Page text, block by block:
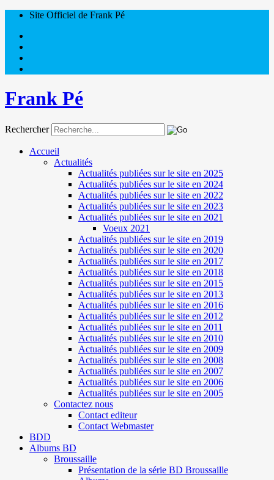
Site Officiel de Frank Pé
Frank Pé
Rechercher
Accueil
Actualités
Actualités publiées sur le site en 2025
Actualités publiées sur le site en 2024
Actualités publiées sur le site en 2022
Actualités publiées sur le site en 2023
Actualités publiées sur le site en 2021
Voeux 2021
Actualités publiées sur le site en 2019
Actualités publiées sur le site en 2020
Actualités publiées sur le site en 2017
Actualités publiées sur le site en 2018
Actualités publiées sur le site en 2015
Actualités publiées sur le site en 2013
Actualités publiées sur le site en 2016
Actualités publiées sur le site en 2012
Actualités publiées sur le site en 2011
Actualités publiées sur le site en 2010
Actualités publiées sur le site en 2009
Actualités publiées sur le site en 2008
Actualités publiées sur le site en 2007
Actualités publiées sur le site en 2006
Actualités publiées sur le site en 2005
Contactez nous
Contact editeur
Contact Webmaster
BDD
Albums BD
Broussaille
Présentation de la série BD Broussaille